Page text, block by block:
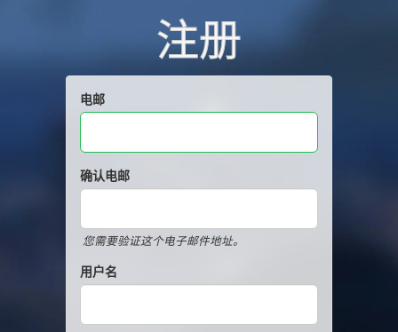
注册
电邮
确认电邮
您需要验证这个电子邮件地址。
用户名